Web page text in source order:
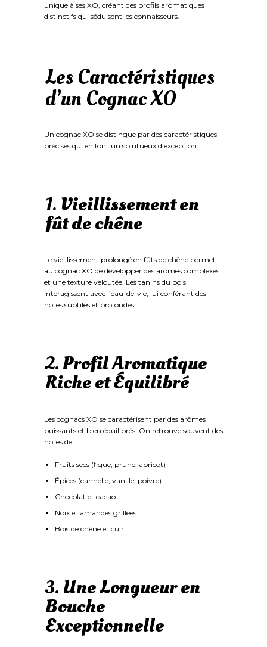
unique à ses XO, créant des profils aromatiques
distinctifs qui séduisent les connaisseurs.
Les Caractéristiques
d’un Cognac XO
Un cognac XO se distingue par des caractéristiques
précises qui en font un spiritueux d’exception :
1. Vieillissement en
fût de chêne
Le vieillissement prolongé en fûts de chêne permet
au cognac XO de développer des arômes complexes
et une texture veloutée. Les tanins du bois
interagissent avec l’eau-de-vie, lui conférant des
notes subtiles et profondes.
2.Profil Aromatique
Riche et Équilibré
Les cognacs XO se caractérisent par des arômes
puissants et bien équilibrés. On retrouve souvent des
notes de :
Fruits secs (figue, prune, abricot)
Épices (cannelle, vanille, poivre)
Chocolat et cacao
Noix et amandes grillées
Bois de chêne et cuir
3. Une Longueur en
Bouche
Exceptionnelle